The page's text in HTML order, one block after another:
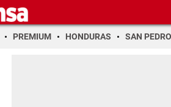
PREMIUM HONDURAS SAN PEDRO